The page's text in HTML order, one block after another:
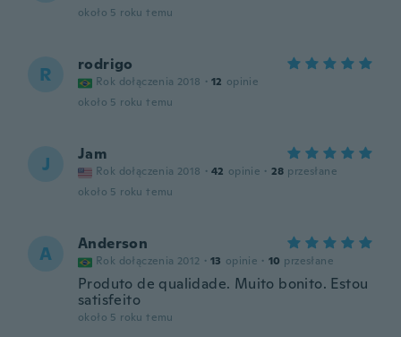
około 5 roku temu
R rodrigo
Rok dołączenia 2018 · 12 opinie
około 5 roku temu
J Jam
Rok dołączenia 2018 · 42 opinie · 28 przesłane
około 5 roku temu
A Anderson
Rok dołączenia 2012 · 13 opinie · 10 przesłane
Produto de qualidade. Muito bonito. Estou
satisfeito
około 5 roku temu